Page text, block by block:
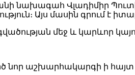
Վլադիմիր
Այս մասին գրում է
մեջ և կարևոր
նոր աշխարհակարգի ի հայտ